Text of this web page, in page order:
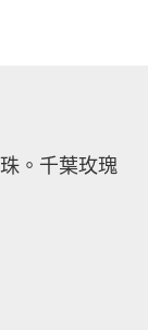
。千葉玫瑰